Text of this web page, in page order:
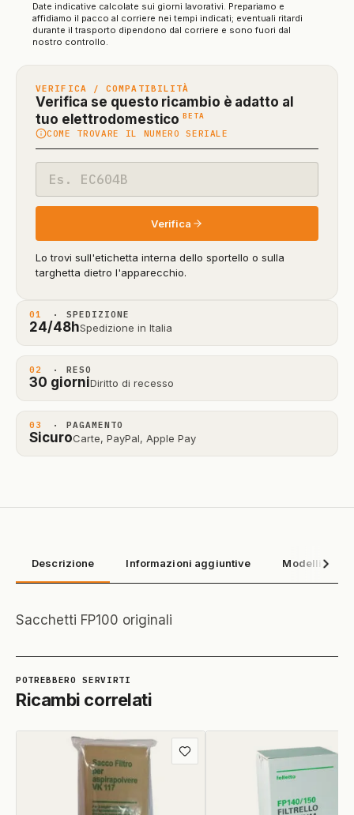
VERIFICA / COMPATIBILITÀ
Verifica se questo ricambio è adatto al
tuo elettrodomestico BETA
in
beta)
COME TROVARE IL NUMERO SERIALE
modello
Verifica
Lo trovi sull'etichetta interna dello sportello o sulla
targhetta dietro l'apparecchio.
Date indicative calcolate sui giorni lavorativi. Prepariamo e
affidiamo il pacco al corriere nei tempi indicati; eventuali ritardi
durante il trasporto dipendono dal corriere e sono fuori dal
nostro controllo.
01 · SPEDIZIONE
24/48hSpedizione in Italia
02 · RESO
30 giorniDiritto di recesso
03 · PAGAMENTO
SicuroCarte, PayPal, Apple Pay
Descrizione Informazioni aggiuntive Modelli
Sacchetti FP100 originali
Ricambi correlati
Aggiungi
ai